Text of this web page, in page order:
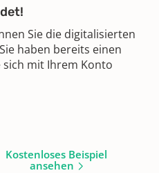
Sie die digitalisierten
haben bereits einen
sich mit Ihrem Konto
Kostenloses Beispiel
ansehen